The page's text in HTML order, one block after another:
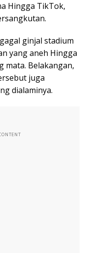
Hingga TikTok,
ginjal stadium
yang aneh Hingga
mata. Belakangan,
juga
dialaminya.